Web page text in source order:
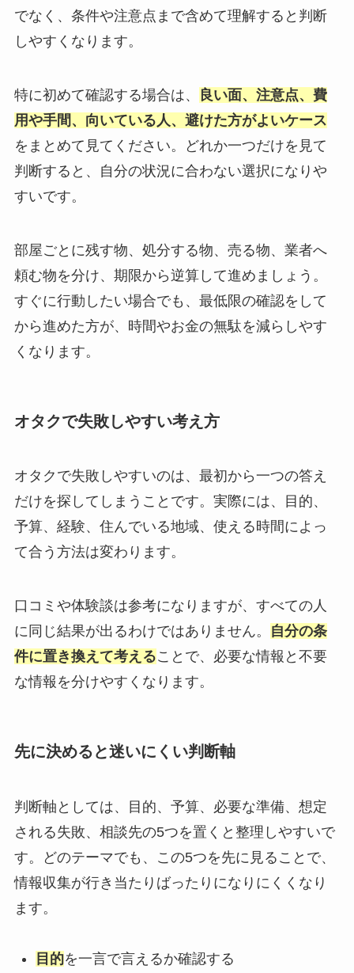
でなく、条件や注意点まで含めて理解すると判断
しやすくなります。
特に初めて確認する場合は、
良い面、注意点、費
用や手間、向いている人、避けた方がよいケース
をまとめて見てください。どれか一つだけを見て
判断すると、自分の状況に合わない選択になりや
すいです。
部屋ごとに残す物、処分する物、売る物、業者へ
頼む物を分け、期限から逆算して進めましょう。
すぐに行動したい場合でも、最低限の確認をして
から進めた方が、時間やお金の無駄を減らしやす
くなります。
オタクで失敗しやすい考え方
オタクで失敗しやすいのは、最初から一つの答え
だけを探してしまうことです。実際には、目的、
予算、経験、住んでいる地域、使える時間によっ
て合う方法は変わります。
口コミや体験談は参考になりますが、すべての人
に同じ結果が出るわけではありません。
自分の条
件に置き換えて考えることで、必要な情報と不要
な情報を分けやすくなります。
先に決めると迷いにくい判断軸
判断軸としては、目的、予算、必要な準備、想定
される失敗、相談先の5つを置くと整理しやすいで
す。どのテーマでも、この5つを先に見ることで、
情報収集が行き当たりばったりになりにくくなり
ます。
目的を一言で言えるか確認する